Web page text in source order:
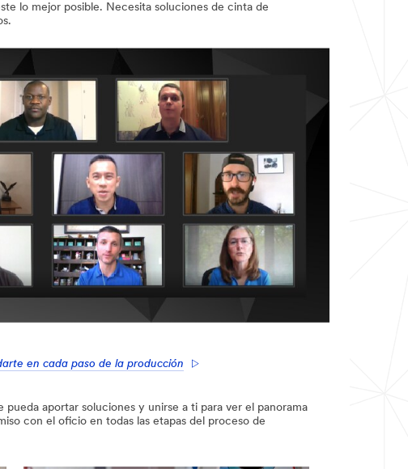
lo mejor posible. Necesita soluciones de cinta de
en cada paso de la producción
aportar soluciones y unirse a ti para ver el panorama
con el oficio en todas las etapas del proceso de